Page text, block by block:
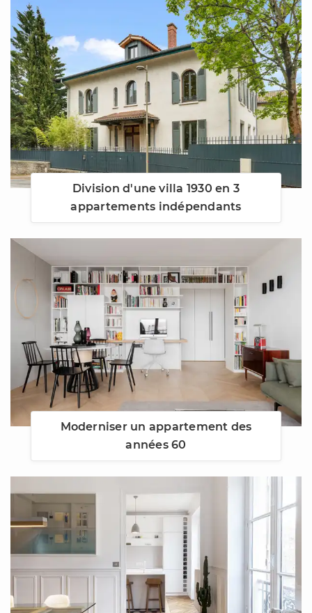
Division d'une villa 1930 en 3
appartements indépendants
Moderniser un appartement des
années 60